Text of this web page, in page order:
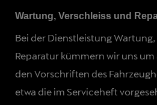
Wartung, Verschleiss und
Bei der Dienstleistung
Reparatur kümmern wir uns
den Vorschriften des
etwa die im Serviceheft